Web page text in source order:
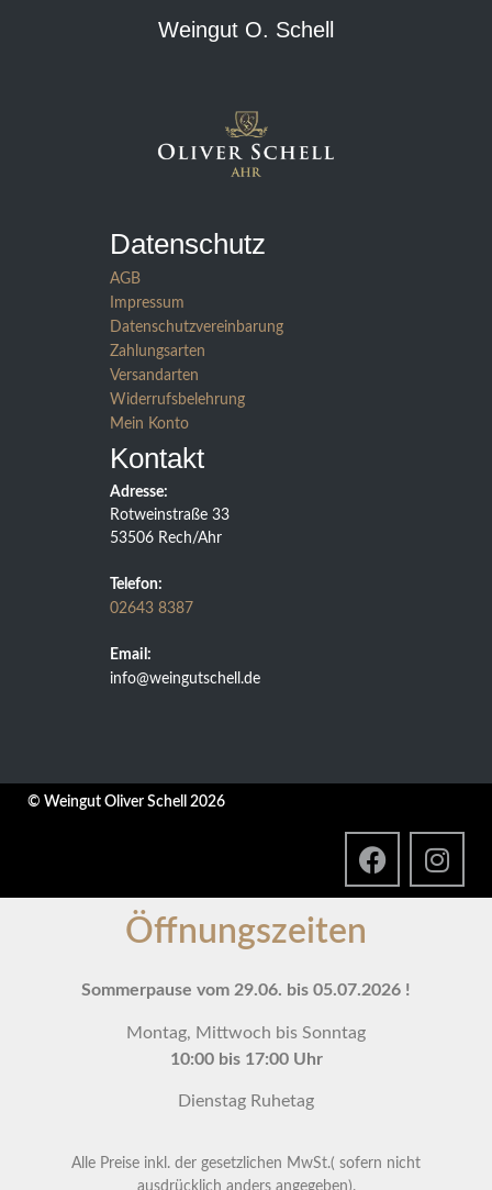
Weingut O. Schell
Datenschutz
AGB
Impressum
Datenschutzvereinbarung
Zahlungsarten
Versandarten
Widerrufsbelehrung
Mein Konto
Kontakt
Adresse:
Rotweinstraße 33
53506 Rech/Ahr
Telefon:
02643 8387
Email:
info@weingutschell.de
© Weingut Oliver Schell 2026
Öffnungszeiten
Sommerpause vom 29.06. bis 05.07.2026 !
Montag, Mittwoch bis Sonntag
10:00 bis 17:00 Uhr
Dienstag Ruhetag
Alle Preise inkl. der gesetzlichen MwSt.( sofern nicht
ausdrücklich anders angegeben).